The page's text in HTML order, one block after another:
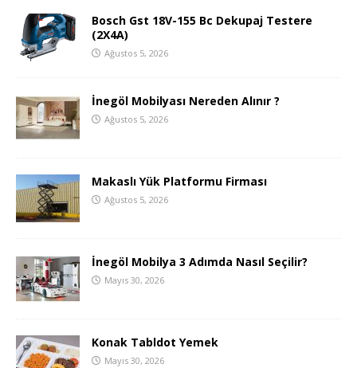
Bosch Gst 18V-155 Bc Dekupaj Testere
(2X4A)
Ağustos 5, 2026
İnegöl Mobilyası Nereden Alınır ?
Ağustos 5, 2026
Makaslı Yük Platformu Firması
Ağustos 5, 2026
İnegöl Mobilya 3 Adımda Nasıl Seçilir?
Mayıs 30, 2026
Konak Tabldot Yemek
Mayıs 30, 2026